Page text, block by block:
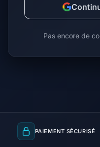
Pas encore de
PAIEMENT SÉCURISÉ